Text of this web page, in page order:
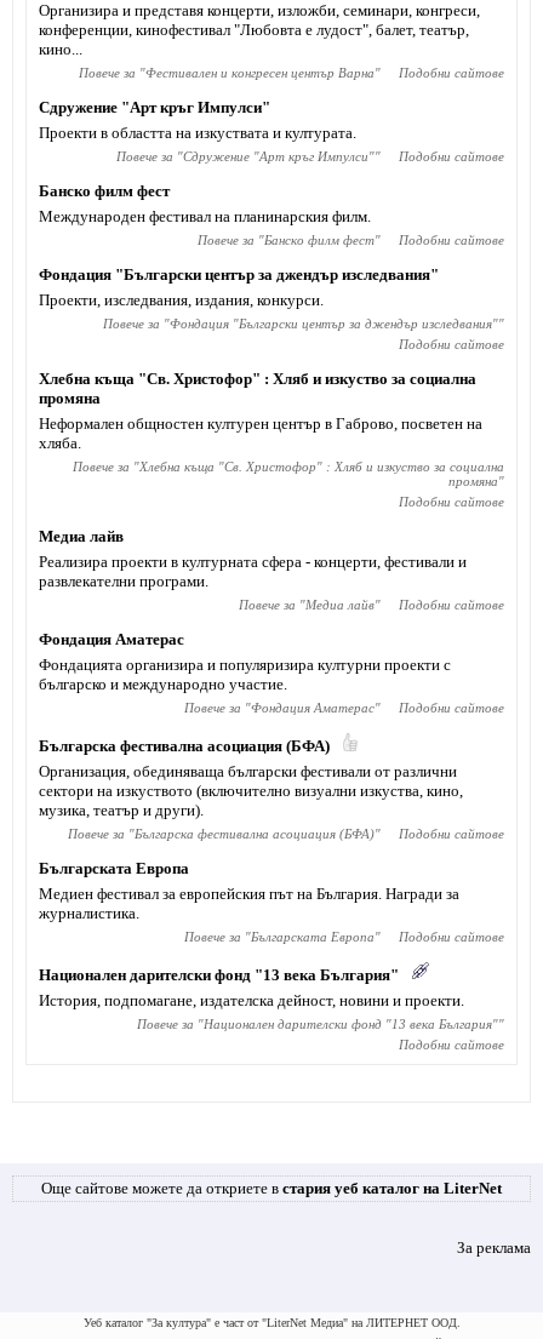
Организира и представя концерти, изложби, семинари, конгреси,
конференции, кинофестивал "Любовта е лудост", балет, театър,
кино...
Повече за "Фестивален и конгресен център Варна" Подобни сайтове
Сдружение "Арт кръг Импулси"
Проекти в областта на изкуствата и културата.
Повече за "Сдружение "Арт кръг Импулси"" Подобни сайтове
Банско филм фест
Международен фестивал на планинарския филм.
Повече за "Банско филм фест" Подобни сайтове
Фондация "Български център за джендър изследвания"
Проекти, изследвания, издания, конкурси.
Повече за "Фондация "Български център за джендър изследвания""
Подобни сайтове
Хлебна къща "Св. Христофор" : Хляб и изкуство за социална
промяна
Неформален общностен културен център в Габрово, посветен на
хляба.
Повече за "Хлебна къща "Св. Христофор" : Хляб и изкуство за социална
промяна"
Подобни сайтове
Медиа лайв
Реализира проекти в културната сфера - концерти, фестивали и
развлекателни програми.
Повече за "Медиа лайв" Подобни сайтове
Фондация Аматерас
Фондацията организира и популяризира културни проекти с
българско и международно участие.
Повече за "Фондация Аматерас" Подобни сайтове
Българска фестивална асоциация (БФА)
Организация, обединяваща български фестивали от различни
сектори на изкуството (включително визуални изкуства, кино,
музика, театър и други).
Повече за "Българска фестивална асоциация (БФА)" Подобни сайтове
Българската Европа
Медиен фестивал за европейския път на България. Награди за
журналистика.
Повече за "Българската Европа" Подобни сайтове
Национален дарителски фонд "13 века България"
История, подпомагане, издателска дейност, новини и проекти.
Повече за "Национален дарителски фонд "13 века България""
Подобни сайтове
Още сайтове можете да откриете в стария уеб каталог на LiterNet
За реклама
Уеб каталог "За култура" е част от "LiterNet Медиа" на ЛИТЕРНЕТ ООД.